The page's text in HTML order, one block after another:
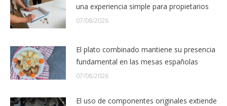
una experiencia simple para propietarios
07/08/2026
El plato combinado mantiene su presencia
fundamental en las mesas españolas
07/08/2026
El uso de componentes originales extiende